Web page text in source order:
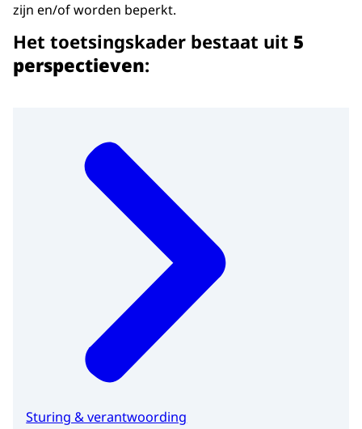
zijn en/of worden beperkt.
Het toetsingskader bestaat uit 5
perspectieven:
Sturing & verantwoording